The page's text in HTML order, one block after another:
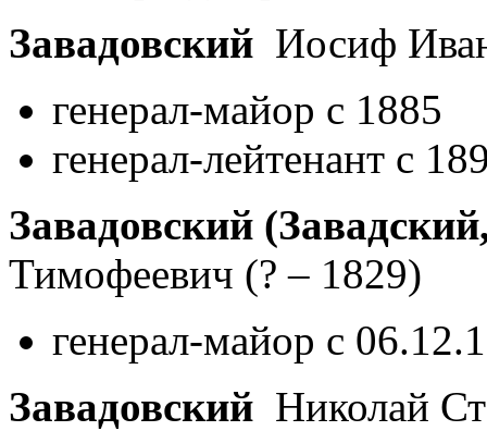
Завадовский Иосиф
генерал-майор с 1885
генерал-лейтенант с
Завадовский
Тимофеевич (? – 1829)
генерал-майор с
Завадовский Николай